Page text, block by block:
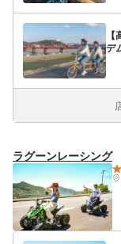
デ
ラグーンレーシング